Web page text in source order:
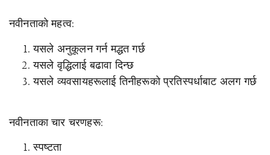
नवीनताको महत्व:
यसले अनुकूलन गर्न मद्धत गर्छ
यसले वृद्धिलाई बढावा दिन्छ
यसले व्यवसायहरूलाई तिनीहरूको प्रतिस्पर्धाबाट अलग गर्छ
नवीनताका चार चरणहरू:
स्पष्टता